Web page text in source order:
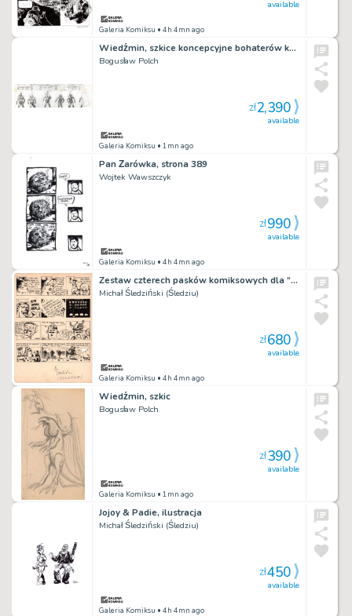
Galeria Komiksu • 4h 4mn ago
available
Wiedźmin, szkice koncepcyjne bohaterów komiksu
Bogusław Polch
Galeria Komiksu • 1mn ago
available
zł2,390
Pan Żarówka, strona 389
Wojtek Wawszczyk
Galeria Komiksu • 4h 4mn ago
available
zł990
Zestaw czterech pasków komiksowych dla “Świata Gier Komputerowych”
Michał Śledziński (Śledziu)
Galeria Komiksu • 4h 4mn ago
available
zł680
Wiedźmin, szkic
Bogusław Polch
Galeria Komiksu • 1mn ago
available
zł390
Jojoy & Padie, ilustracja
Michał Śledziński (Śledziu)
Galeria Komiksu • 4h 4mn ago
available
zł450